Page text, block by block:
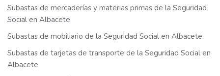
Subastas de mercaderías y materias primas de la Seguridad
Social en Albacete
Subastas de mobiliario de la Seguridad Social en Albacete
Subastas de tarjetas de transporte de la Seguridad Social en
Albacete